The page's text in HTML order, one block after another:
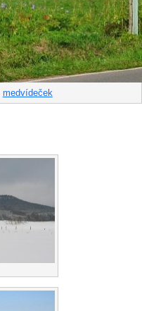
medvídeček